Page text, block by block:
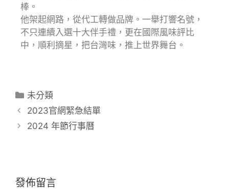
棒。
他架起網路，從代工轉做品牌。一舉打響名號，
不只連續入選十大伴手禮，更在國際風味評比
中，順利摘星，把台灣味，推上世界舞台。
未分類
2023官網緊急結單
2024 年節行事曆
發佈留言